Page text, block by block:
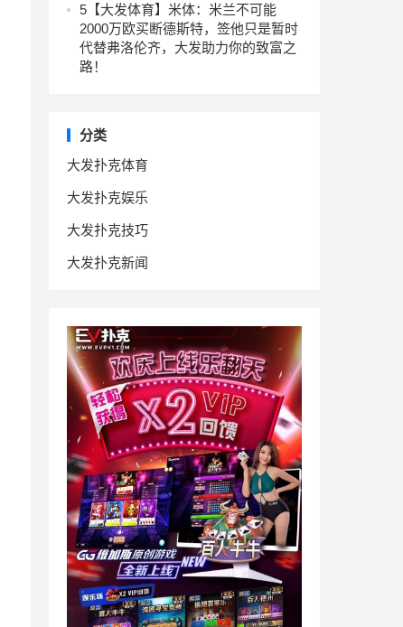
5 【大发体育】米体：米兰不可能
2000万欧买断德斯特，签他只是暂时
代替弗洛伦齐，大发助力你的致富之
路！
分类
大发扑克体育
大发扑克娱乐
大发扑克技巧
大发扑克新闻